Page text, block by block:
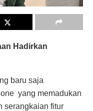
Hadirkan
baru saja
yang memadukan
serangkaian fitur